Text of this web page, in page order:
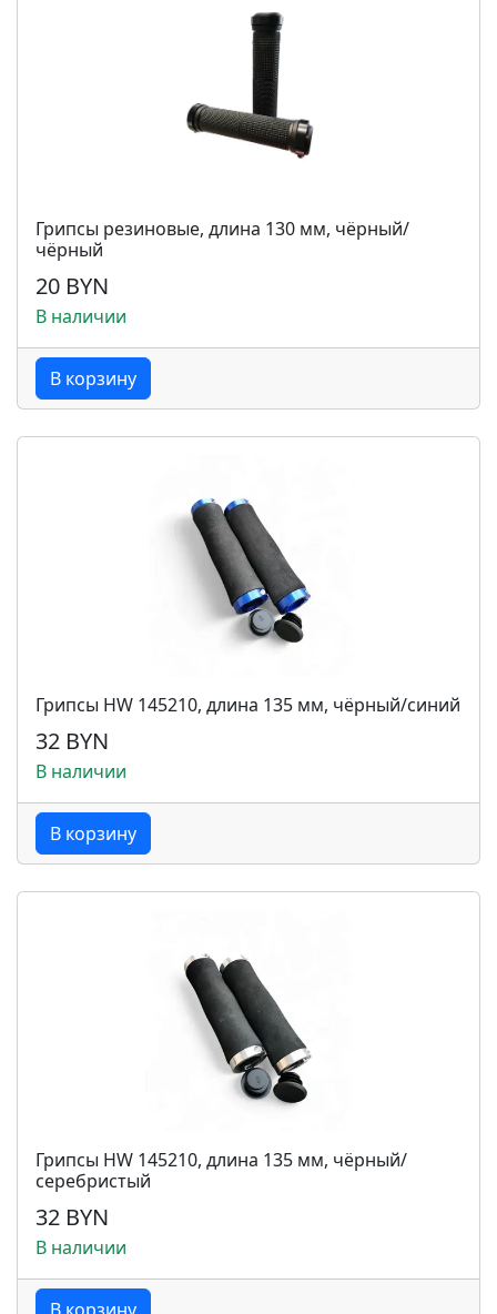
Грипсы резиновые, длина 130 мм, чёрный/
чёрный
20 BYN
В наличии
В корзину
Грипсы HW 145210, длина 135 мм, чёрный/синий
32 BYN
В наличии
В корзину
Грипсы HW 145210, длина 135 мм, чёрный/
серебристый
32 BYN
В наличии